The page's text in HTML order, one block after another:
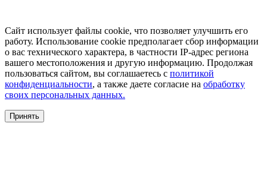
Сайт использует файлы cookie, что позволяет улучшить его
работу. Использование cookie предполагает сбор информации
о вас технического характера, в частности IP-адрес региона
вашего местоположения и другую информацию. Продолжая
пользоваться сайтом, вы соглашаетесь с политикой
конфиденциальности, а также даете согласие на обработку
своих персональных данных.
Принять